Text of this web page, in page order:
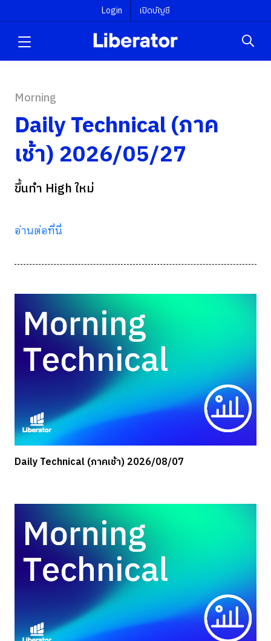
Login เปิดบัญชี
Morning
Daily Technical (ภาค
เช้า) 2026/05/27
ขึ้นทำ High ใหม่
อ่านต่อที่นี่
Daily Technical (ภาคเช้า) 2026/08/07